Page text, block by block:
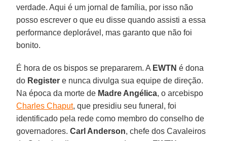
verdade. Aqui é um jornal de família, por isso não
posso escrever o que eu disse quando assisti a essa
performance deplorável, mas garanto que não foi
bonito.
É hora de os bispos se prepararem. A EWTN é dona
do Register e nunca divulga sua equipe de direção.
Na época da morte de Madre Angélica, o arcebispo
Charles Chaput, que presidiu seu funeral, foi
identificado pela rede como membro do conselho de
governadores.Carl Anderson, chefe dos Cavaleiros